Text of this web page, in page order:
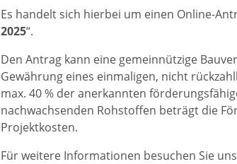
Es handelt sich hierbei um einen Online-
2025“.
Den Antrag kann eine gemeinnützige
Gewährung eines einmaligen, nicht
max. 40 % der anerkannten
nachwachsenden Rohstoffen beträgt die
Projektkosten.
Für weitere Informationen besuchen Sie